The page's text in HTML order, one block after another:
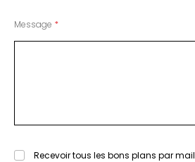
Message
Recevoir tous les bons plans par mail